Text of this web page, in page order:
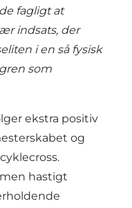
fagligt at
indsats, der
i en så fysisk
som
ekstra positiv
og
hastigt